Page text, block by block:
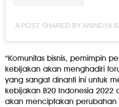
A POST SHARED BY ANINDYA
“Komunitas bisnis, pemimpin
kebijakan akan menghadiri
yang sangat dinanti ini untuk
kebijakan B20 Indonesia 2022
akan menciptakan